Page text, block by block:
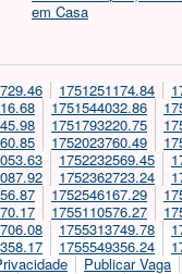
em Casa
1751251174.84
1751544032.86
1751793220.75
1752023760.49
1752232569.45
1752362723.24
1752546167.29
1755110576.27
1755313749.78
1755549356.24
Publicar Vaga